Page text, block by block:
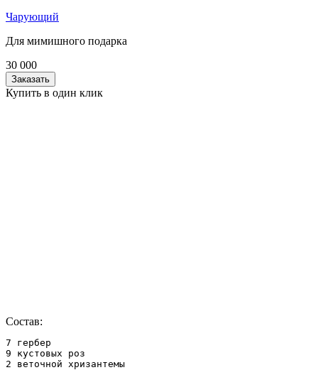
Чарующий
Для мимишного подарка
30 000
Заказать
Купить в один клик
Состав:
7 гербер
9 кустовых роз
2 веточной хризантемы